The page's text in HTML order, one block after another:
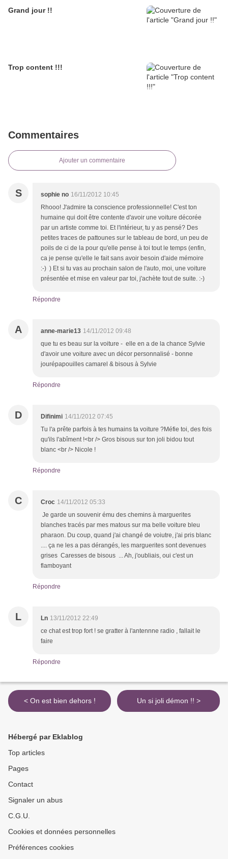
Grand jour !!
Trop content !!!
Commentaires
Ajouter un commentaire
S sophie no 16/11/2012 10:45
Rhooo! J'admire ta conscience professionnelle! C'est ton
humaine qui doit être contente d'avoir une voiture décorée
par un artiste comme toi. Et l'intérieur, tu y as pensé? Des
petites traces de pattounes sur le tableau de bord, un peu de
poils de ci de la pour qu'elle pense à toi tout le temps (enfin,
ca je pense qu'elle le fait sans avoir besoin d'aide mémoire
:-) ) Et si tu vas au prochain salon de l'auto, moi, une voiture
présentée et mise en valeur par toi, j'achète tout de suite. :-)
Répondre
A anne-marie13 14/11/2012 09:48
que tu es beau sur la voiture - elle en a de la chance Sylvie
d'avoir une voiture avec un décor personnalisé - bonne
jourépapouilles camarel & bisous à Sylvie
Répondre
D Difinimi 14/11/2012 07:45
Tu l'a prête parfois à tes humains ta voiture ?Méfie toi, des fois
qu'ils l'abîment !<br /> Gros bisous sur ton joli bidou tout
blanc <br /> Nicole !
Répondre
C Croc 14/11/2012 05:33
Je garde un souvenir ému des chemins à marguerites
blanches tracés par mes matous sur ma belle voiture bleu
pharaon. Du coup, quand j'ai changé de voiutre, j'ai pris blanc
.... ça ne les a pas dérangés, les marguerites sont devenues
grises Caresses de bisous ... Ah, j'oubliais, oui c'est un
flamboyant
Répondre
L Ln 13/11/2012 22:49
ce chat est trop fort ! se gratter à l'antennne radio , fallait le
faire
Répondre
< On est bien dehors ! Un si joli démon !! >
Hébergé par Eklablog
Top articles
Pages
Contact
Signaler un abus
C.G.U.
Cookies et données personnelles
Préférences cookies